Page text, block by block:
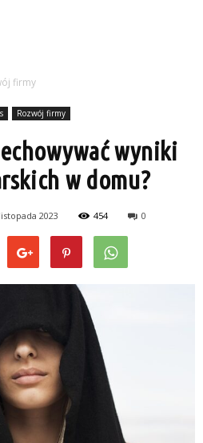
firmy
Rozwój firmy
wyniki
w domu?
2023 454 0